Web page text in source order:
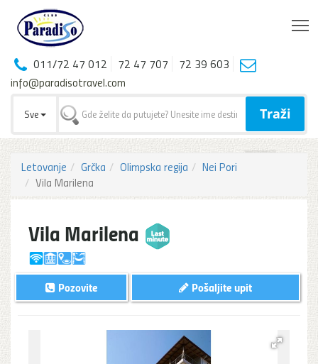
011/72 47 012 72 47 707
72 39 603
info@paradisotravel.com
Sve Traži
Letovanje Grčka Olimpska regija
Nei Pori
Vila Marilena
Vila Marilena
Pošaljite upit
Pozovite